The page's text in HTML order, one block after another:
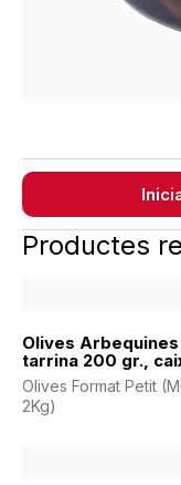
Productes
Olives
tarrina 200 gr.,
Olives Format Petit
2Kg)